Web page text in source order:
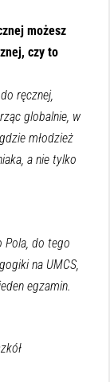
możesz
czy to
ręcznej,
globalnie, w
młodzież
a nie tylko
Pola, do tego
na UMCS,
egzamin.